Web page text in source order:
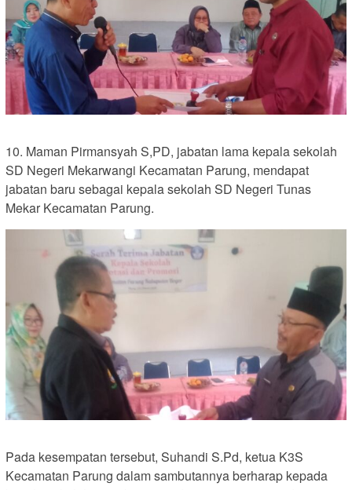
10. Maman Pirmansyah S,PD, jabatan lama kepala sekolah
SD Negeri Mekarwangi Kecamatan Parung, mendapat
jabatan baru sebagai kepala sekolah SD Negeri Tunas
Mekar Kecamatan Parung.
Pada kesempatan tersebut, Suhandi S.Pd, ketua K3S
Kecamatan Parung dalam sambutannya berharap kepada